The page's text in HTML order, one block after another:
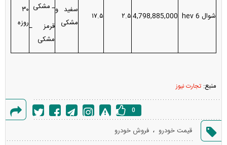
شوال 6 hev 4,798,885,000۲.۵ ۱۷.۵
سفید و
مشکی
ـ مشکی
قرمز ـ
مشکی
۳۰
روزه
منبع: تجارت نیوز
خطا
0
قیمت خودرو ، فروش خودرو